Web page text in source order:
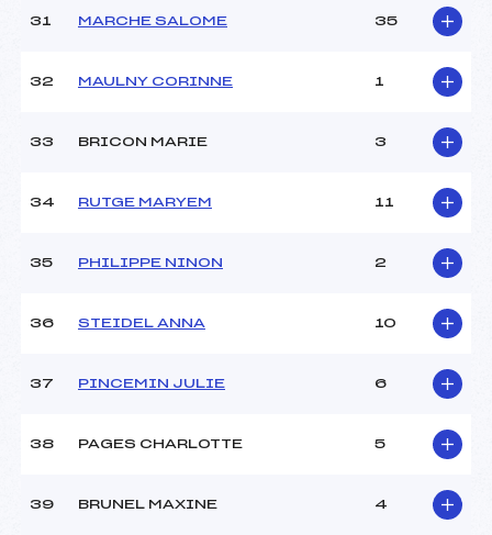
31 MARCHE SALOME 35
32 MAULNY CORINNE 1
33 BRICON MARIE 3
34 RUTGE MARYEM 11
35 PHILIPPE NINON 2
36 STEIDEL ANNA 10
37 PINCEMIN JULIE 6
38 PAGES CHARLOTTE 5
39 BRUNEL MAXINE 4